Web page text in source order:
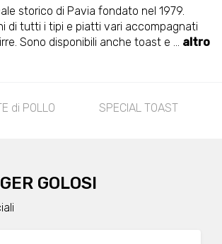
storico di Pavia fondato nel 1979.
di tutti i tipi e piatti vari accompagnati
Sono disponibili anche toast e ... altro
di POLLO SPECIAL TOAST
GOLOSI